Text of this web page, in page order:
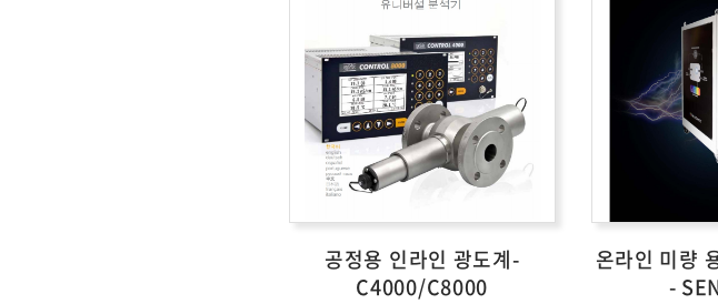
공정용 인라인 광도계-
C4000/C8000
온라인 미량
-